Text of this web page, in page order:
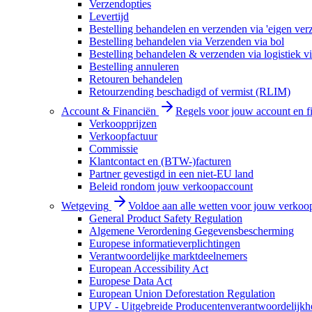
Verzendopties
Levertijd
Bestelling behandelen en verzenden via 'eigen
Bestelling behandelen via Verzenden via bol
Bestelling behandelen & verzenden via logistiek
Bestelling annuleren
Retouren behandelen
Retourzending beschadigd of vermist (RLIM)
Account & Financiën
Regels voor jouw account en
Verkoopprijzen
Verkoopfactuur
Commissie
Klantcontact en (BTW-)facturen
Partner gevestigd in een niet-EU land
Beleid rondom jouw verkoopaccount
Wetgeving
Voldoe aan alle wetten voor jouw
General Product Safety Regulation
Algemene Verordening Gegevensbescherming
Europese informatieverplichtingen
Verantwoordelijke marktdeelnemers
European Accessibility Act
Europese Data Act
European Union Deforestation Regulation
UPV - Uitgebreide